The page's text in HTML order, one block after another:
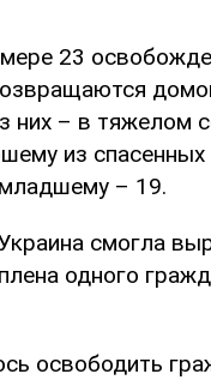
23
них – в тяжелом
из
– 19.
смогла
одного
освободить